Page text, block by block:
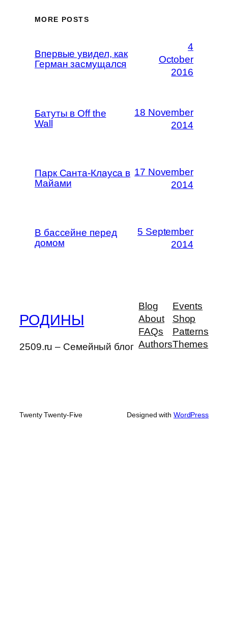
MORE POSTS
Впервые увидел, как
Герман засмущался
4
October
2016
Батуты в Off the
Wall
18 November
2014
Парк Санта-Клауса в
Майами
17 November
2014
В бассейне перед
домом
5 September
2014
РОДИНЫ
2509.ru – Семейный блог
Blog
About
FAQs
Authors
Events
Shop
Patterns
Themes
Twenty Twenty-Five Designed with WordPress